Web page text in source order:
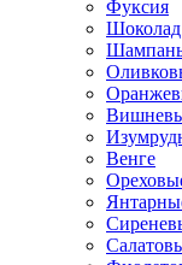
Фуксия
Шоколад
Венге